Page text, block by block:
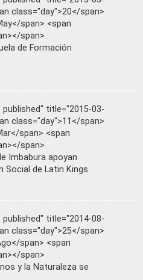
class="day">20</span>
span> <span
span>
de Formación
title="2015-03-
class="day">11</span>
span> <span
span>
Imbabura apoyan
Social de Latin Kings
title="2014-08-
class="day">25</span>
span> <span
span>
y la Naturaleza se